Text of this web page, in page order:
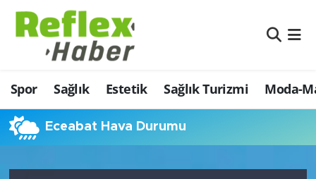
Spor Sağlık Estetik Sağlık Turizmi Moda-
Eceabat Hava Durumu
Eğitim
Estetik
Firmalardan
Nöbetçi Eczaneler
Hava Durumu
Namaz Vakitleri